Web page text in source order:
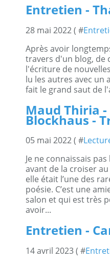
Entretien -
28 mai 2022 ( #
Après avoir
travers d'un blog, de
l'écriture de
lu les autres avec un
fait le grand saut de
Maud Thiria
Blockhaus -
05 mai 2022 ( #
Je ne connaissais
avant de la croiser
elle était l’une des
poésie. C’est une
salon et qui est très
avoir...
Entretien -
14 avril 2023 ( #